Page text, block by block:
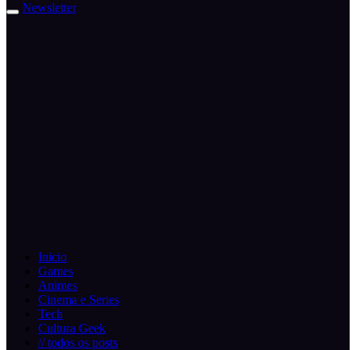
Newsletter
Inicio
Games
Animes
Cinema e Series
Tech
Cultura Geek
// todos os posts